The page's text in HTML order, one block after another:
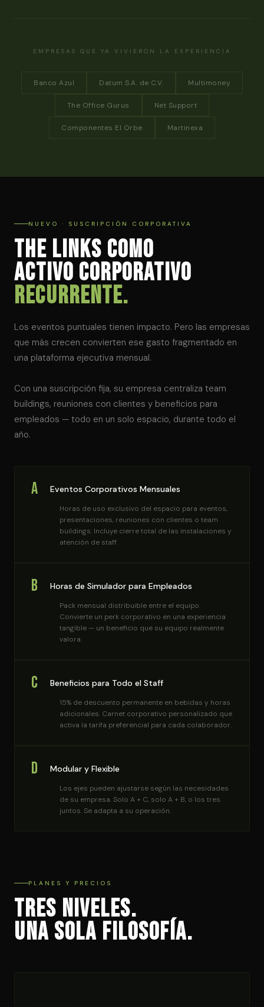
EMPRESAS QUE YA VIVIERON LA EXPERIENCIA
Banco Azul Datum S.A. de C.V. Multimoney
The Office Gurus Net Support
Componentes El Orbe Martinexa
NUEVO · SUSCRIPCIÓN CORPORATIVA
The Links como
activo corporativo
recurrente.
Los eventos puntuales tienen impacto. Pero las empresas
que más crecen convierten ese gasto fragmentado en
una plataforma ejecutiva mensual.
Con una suscripción fija, su empresa centraliza team
buildings, reuniones con clientes y beneficios para
empleados — todo en un solo espacio, durante todo el
año.
A Eventos Corporativos Mensuales
Horas de uso exclusivo del espacio para eventos,
presentaciones, reuniones con clientes o team
buildings. Incluye cierre total de las instalaciones y
atención de staff.
B Horas de Simulador para Empleados
Pack mensual distribuible entre el equipo.
Convierte un perk corporativo en una experiencia
tangible — un beneficio que su equipo realmente
valora.
C Beneficios para Todo el Staff
15% de descuento permanente en bebidas y horas
adicionales. Carnet corporativo personalizado que
activa la tarifa preferencial para cada colaborador.
D Modular y Flexible
Los ejes pueden ajustarse según las necesidades
de su empresa. Solo A + C, solo A + B, o los tres
juntos. Se adapta a su operación.
PLANES Y PRECIOS
Tres niveles.
Una sola filosofía.